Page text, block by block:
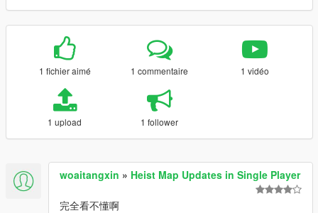
1 fichier aimé 1 commentaire 1 vidéo
1 upload 1 follower
woaitangxin » Heist Map Updates in Single Player
完全看不懂啊